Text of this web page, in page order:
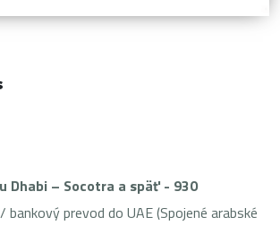
Dhabi – Socotra a späť - 930
/ bankový prevod do UAE (Spojené arabské